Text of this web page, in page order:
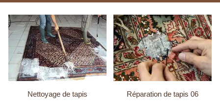
Nettoyage de tapis Réparation de tapis 06